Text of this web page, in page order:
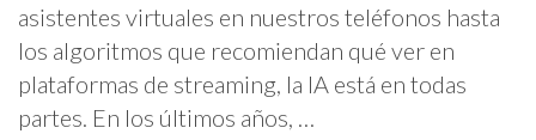
asistentes virtuales en nuestros teléfonos hasta
los algoritmos que recomiendan qué ver en
plataformas de streaming, la IA está en todas
partes. En los últimos años, …